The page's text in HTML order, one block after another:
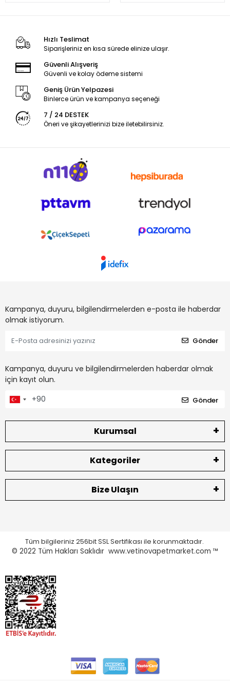
Hızlı Teslimat
Siparişleriniz en kısa sürede elinize ulaşır.
Güvenli Alışveriş
Güvenli ve kolay ödeme sistemi
Geniş Ürün Yelpazesi
Binlerce ürün ve kampanya seçeneği
7 / 24 DESTEK
Öneri ve şikayetlerinizi bize iletebilirsiniz.
Kampanya, duyuru, bilgilendirmelerden e-posta ile haberdar
olmak istiyorum.
Gönder
Kampanya, duyuru ve bilgilendirmelerden haberdar olmak
için kayıt olun.
Gönder
Kurumsal
Kategoriler
Bize Ulaşın
Tüm bilgileriniz 256bit SSL Sertifikası ile korunmaktadır.
© 2022 Tüm Hakları Saklıdır www.vetinovapetmarket.com ™